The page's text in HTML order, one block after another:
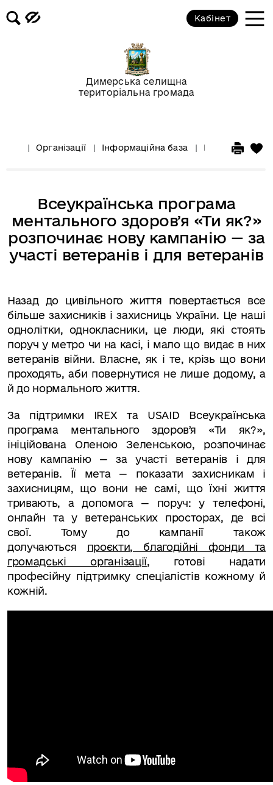
Димерська селищна
територіальна громада
Кабінет
Організації Інформаційна база Інформація
Всеукраїнська програма
ментального здоровʼя «Ти як?»
розпочинає нову кампанію — за
участі ветеранів і для ветеранів
Назад до цивільного життя повертається все
більше захисників і захисниць України. Це наші
однолітки, однокласники, це люди, які стоять
поруч у метро чи на касі, і мало що видає в них
ветеранів війни. Власне, як і те, крізь що вони
проходять, аби повернутися не лише додому, а
й до нормального життя.
За підтримки IREX та USAID Всеукраїнська
програма ментального здоровʼя «Ти як?»,
ініційована Оленою Зеленською, розпочинає
нову кампанію — за участі ветеранів і для
ветеранів. Її мета — показати захисникам і
захисницям, що вони не самі, що їхні життя
тривають, а допомога — поруч: у телефоні,
онлайн та у ветеранських просторах, де всі
свої. Тому до кампанії також
долучаються проєкти, благодійні фонди та
громадські організації, готові надати
професійну підтримку спеціалістів кожному й
кожній.